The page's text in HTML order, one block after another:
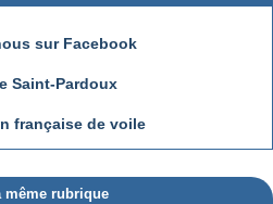
sur Facebook
Saint-Pardoux
française de voile
même rubrique